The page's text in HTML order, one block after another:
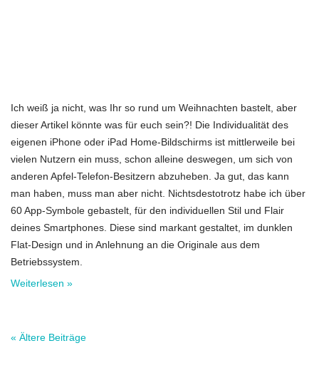
Ich weiß ja nicht, was Ihr so rund um Weihnachten bastelt, aber
dieser Artikel könnte was für euch sein?! Die Individualität des
eigenen iPhone oder iPad Home-Bildschirms ist mittlerweile bei
vielen Nutzern ein muss, schon alleine deswegen, um sich von
anderen Apfel-Telefon-Besitzern abzuheben. Ja gut, das kann
man haben, muss man aber nicht. Nichtsdestotrotz habe ich über
60 App-Symbole gebastelt, für den individuellen Stil und Flair
deines Smartphones. Diese sind markant gestaltet, im dunklen
Flat-Design und in Anlehnung an die Originale aus dem
Betriebssystem.
Weiterlesen »
« Ältere Beiträge